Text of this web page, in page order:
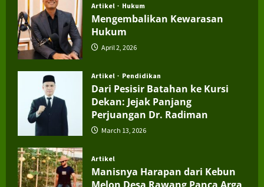
Artikel Hukum
Mengembalikan Kewarasan
Hukum
April 2, 2026
Artikel Pendidikan
Dari Pesisir Batahan ke Kursi
Dekan: Jejak Panjang
Perjuangan Dr. Radiman
March 13, 2026
Artikel
Manisnya Harapan dari Kebun